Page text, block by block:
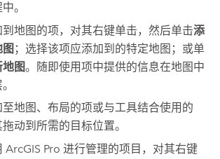
。
到地图的项，对其右键单击，然后单击添
；选择该项应添加到的特定地图；或单
地图。随即使用项中提供的信息在地图中
地图、布局的项或与工具结合使用的
动到所需的目标位置。
ArcGIS Pro 进行管理的项目，对其右键